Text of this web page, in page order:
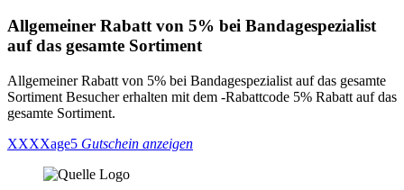
Allgemeiner Rabatt von 5% bei Bandagespezialist
auf das gesamte Sortiment
Allgemeiner Rabatt von 5% bei Bandagespezialist auf das gesamte
Sortiment Besucher erhalten mit dem -Rabattcode 5% Rabatt auf das
gesamte Sortiment.
XXXXage5 Gutschein anzeigen